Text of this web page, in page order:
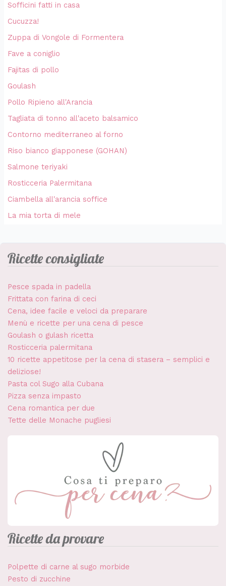
Sofficini fatti in casa
Cucuzza!
Zuppa di Vongole di Formentera
Fave a coniglio
Fajitas di pollo
Goulash
Pollo Ripieno all'Arancia
Tagliata di tonno all'aceto balsamico
Contorno mediterraneo al forno
Riso bianco giapponese (GOHAN)
Salmone teriyaki
Rosticceria Palermitana
Ciambella all'arancia soffice
La mia torta di mele
Ricette consigliate
Pesce spada in padella
Frittata con farina di ceci
Cena, idee facile e veloci da preparare
Menù e ricette per una cena di pesce
Goulash o gulash ricetta
Rosticceria palermitana
10 ricette appetitose per la cena di stasera – semplici e
deliziose!
Pasta col Sugo alla Cubana
Pizza senza impasto
Cena romantica per due
Tette delle Monache pugliesi
Ricette da provare
Polpette di carne al sugo morbide
Pesto di zucchine